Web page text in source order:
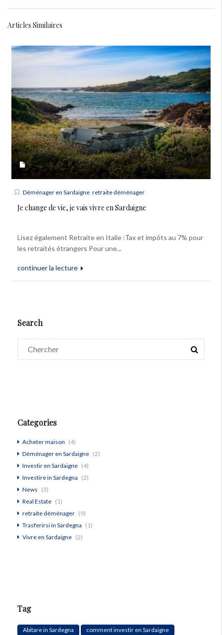
Articles Similaires
Déménager en Sardaigne retraite déménager
Je change de vie, je vais vivre en Sardaigne
Lisez également Retraite en Italie :Tax et impôts au 7% pour
les retraités étrangers Pour une...
continuer la lecture
Search
Categories
Acheter maison (4)
Déménager en Sardaigne (2)
Investir en Sardaigne (4)
Investire in Sardegna (2)
News (3)
Real Estate (1)
retraite déménager (9)
Trasferirsi in Sardegna (1)
Vivre en Sardaigne (2)
Tag
Abitare in Sardegna
comment investir en Sardaigne